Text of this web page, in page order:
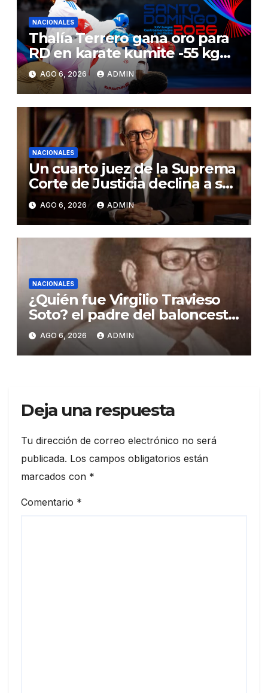
NACIONALES
Thalía Terrero gana oro para
RD en karate kumite -55 kg
en Santo Domingo 2026
AGO 6, 2026 ADMIN
NACIONALES
Un cuarto juez de la Suprema
Corte de Justicia declina a ser
evaluado por el CNM
AGO 6, 2026 ADMIN
NACIONALES
¿Quién fue Virgilio Travieso
Soto? el padre del baloncesto
dominicano
AGO 6, 2026 ADMIN
Deja una respuesta
Tu dirección de correo electrónico no será
publicada. Los campos obligatorios están
marcados con *
Comentario *